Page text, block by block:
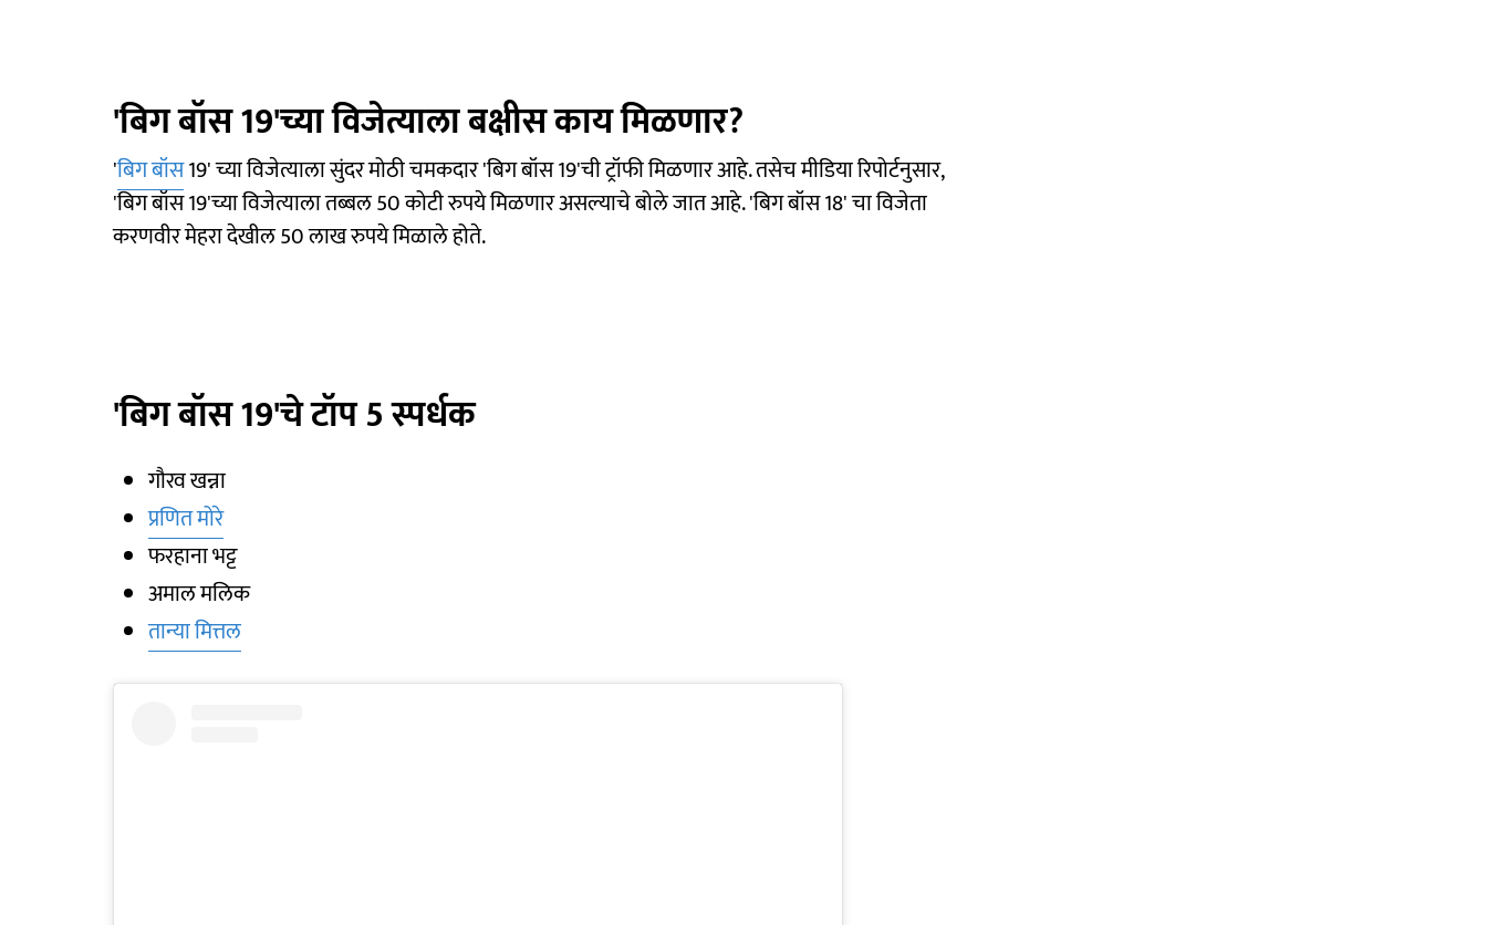
'बिग बॉस 19'च्या विजेत्याला बक्षीस काय मिळणार?
'बिग बॉस19' च्या विजेत्याला सुंदर मोठी चमकदार 'बिग बॉस 19'ची ट्रॉफी मिळणार आहे. तसेच मीडिया रिपोर्टनुसार,
'बिग बॉस 19'च्या विजेत्याला तब्बल 50 कोटी रुपये मिळणार असल्याचे बोले जात आहे. 'बिग बॉस 18' चा विजेता
करणवीर मेहरा देखील 50 लाख रुपये मिळाले होते.
'बिग बॉस 19'चे टॉप 5 स्पर्धक
गौरव खन्ना
प्रणित मोरे
फरहाना भट्ट
अमाल मलिक
तान्या मित्तल